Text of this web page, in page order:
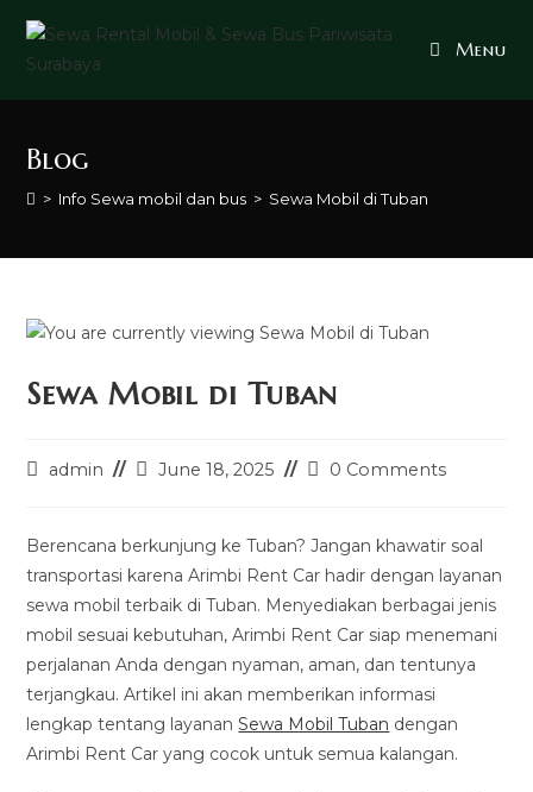
content
Menu
Blog
> Info Sewa mobil dan bus > Sewa Mobil di Tuban
Sewa Mobil di Tuban
Postadmin
PostJune 18, 2025
Post0 Comments
Berencana berkunjung ke Tuban? Jangan khawatir soal
transportasi karena Arimbi Rent Car hadir dengan layanan
sewa mobil terbaik di Tuban. Menyediakan berbagai jenis
mobil sesuai kebutuhan, Arimbi Rent Car siap menemani
perjalanan Anda dengan nyaman, aman, dan tentunya
terjangkau. Artikel ini akan memberikan informasi
lengkap tentang layananSewa Mobil Tuban dengan
Arimbi Rent Car yang cocok untuk semua kalangan.